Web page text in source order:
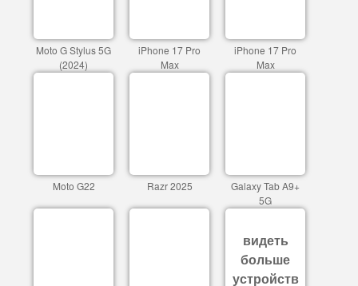
Moto G Stylus 5G
(2024)
iPhone 17 Pro
Max
iPhone 17 Pro
Max
Moto G22 Razr 2025
Galaxy Tab A9+
5G
видеть
больше
устройств